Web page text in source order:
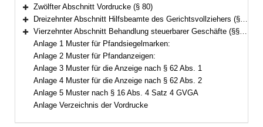
Bereich erweitern
Bereich erweitern
Zwölfter Abschnitt Vordrucke (§ 80)
Bereich erweitern
Dreizehnter Abschnitt Hilfsbeamte des Gerichtsvollziehers (§ 81)
Bereich erweitern
Vierzehnter Abschnitt Behandlung steuerbarer Geschäfte (§§ 82–83)
Anlage 1 Muster für Pfandsiegelmarken:
Anlage 2 Muster für Pfandanzeigen:
Anlage 3 Muster für die Anzeige nach § 62 Abs. 1
Anlage 4 Muster für die Anzeige nach § 62 Abs. 2
Anlage 5 Muster nach § 16 Abs. 4 Satz 4 GVGA
Anlage Verzeichnis der Vordrucke